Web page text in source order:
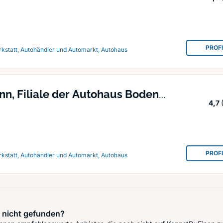
Autohändler und Automarkt, Autohaus
Filiale der Autohaus Boden
Autohändler und Automarkt, Autohaus
4,7
nicht gefunden?